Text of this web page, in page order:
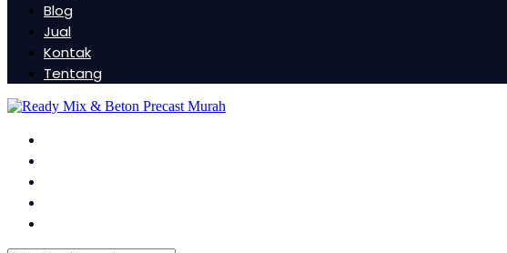
Blog
Jual
Kontak
Tentang